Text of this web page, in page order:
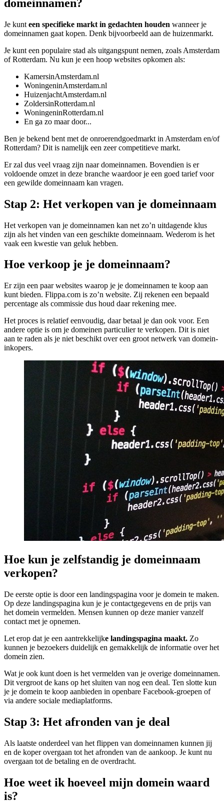
domeinnamen?
Je kunt een specifieke markt in gedachten houden wanneer je
domeinnamen gaat kopen. Denk bijvoorbeeld aan de huizenmarkt.
Je kunt een populaire stad als uitgangspunt nemen, zoals Amsterdam
of Rotterdam. Nu kun je een hoop websites opkomen als:
KamersinAmsterdam.nl
WoningeninAmsterdam.nl
HuizenjachtAmsterdam.nl
ZoldersinRotterdam.nl
WoningeninRotterdam.nl
En ga zo maar door...
Ben je bekend bent met de onroerendgoedmarkt in Amsterdam en/of
Rotterdam? Dit is namelijk een zeer competitieve markt.
Er zal dus veel vraag zijn naar domeinnamen. Bovendien is er
voldoende omzet in deze branche waardoor je een goed tarief voor
een gewilde domeinnaam kan vragen.
Stap 2: Het verkopen van je domeinnaam
Het verkopen van je domeinnamen kan net zo’n uitdagende klus
zijn als het vinden van een geschikte domeinnaam. Wederom is het
vaak een kwestie van geluk hebben.
Hoe verkoop je je domeinnaam?
Er zijn een paar websites waarop je je domeinnamen te koop aan
kunt bieden. Flippa.com is zo’n website. Zij rekenen een bepaald
percentage als commissie dus houd daar rekening mee.
Het proces is relatief eenvoudig, daar betaal je dan ook voor. Een
andere optie is om je domeinen particulier te verkopen. Dit is niet
aan te raden als je niet beschikt over een groot netwerk van domein-
inkopers.
Hoe kun je zelfstandig je domeinnaam
verkopen?
De eerste optie is door een landingspagina voor je domein te maken.
Op deze landingspagina kun je je contactgegevens en de prijs van
het domein vermelden. Mensen kunnen op deze manier vanzelf
contact met je opnemen.
Let erop dat je een aantrekkelijke landingspagina maakt. Zo
kunnen je bezoekers duidelijk en gemakkelijk de informatie over het
domein zien.
Wat je ook kunt doen is het vermelden van je overige domeinnamen.
Dit vergroot de kans op het sluiten van nog een deal. Ten slotte kun
je je domein te koop aanbieden in openbare Facebook-groepen of
via andere sociale mediaplatforms.
Stap 3: Het afronden van je deal
Als laatste onderdeel van het flippen van domeinnamen kunnen jij
en de koper overgaan tot het afronden van de aankoop. Je kunt nu
overgaan tot de betaling en de overdracht.
Hoe weet ik hoeveel mijn domein waard
is?